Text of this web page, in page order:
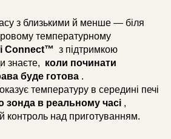
з близькими й менше — біля
температурному
Connect™ з підтримкою
знаєте, коли починати
буде готова .
температуру в середині печі
зонда в реальному часі ,
контроль над приготуванням.